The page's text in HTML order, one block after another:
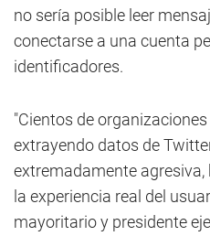
no sería posible leer
conectarse a una cuenta
identificadores.
"Cientos de
extrayendo datos de
extremadamente
la experiencia real del
mayoritario y presidente